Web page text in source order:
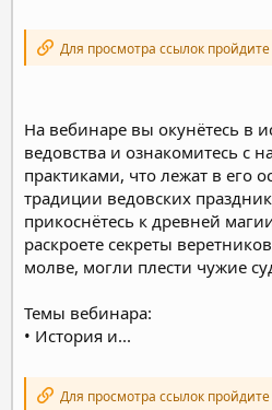
Для просмотра ссылок
На вебинаре вы окунётесь в
ведовства и ознакомитесь с
практиками, что лежат в его
традиции ведовских
прикоснётесь к древней
раскроете секреты
молве, могли плести чужие
Темы вебинара:
• История и...
Для просмотра ссылок